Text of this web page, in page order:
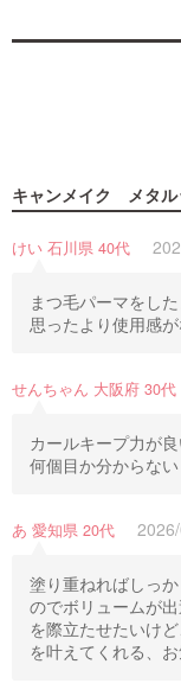
キャンメイク メタル
けい 石川県 40代
まつ毛パーマをし
思ったより使用感
せんちゃん 大阪府 30代
カールキープ力が
何個目か分からな
あ 愛知県 20代
塗り重ねればしっ
のでボリュームが
を際立たせたいけ
を叶えてくれる、